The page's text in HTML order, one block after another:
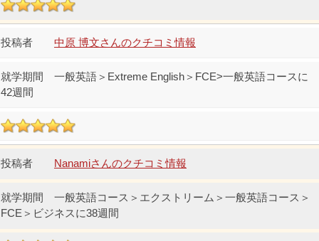
中原 博文さんのクチコミ情報
一般英語＞Extreme English＞FCE>一般英語コースに
42週間
Nanamiさんのクチコミ情報
一般英語コース＞エクストリーム＞一般英語コース＞
FCE＞ビジネスに38週間